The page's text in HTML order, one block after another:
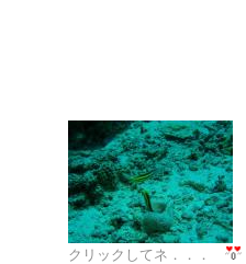
クリックしてネ．．．